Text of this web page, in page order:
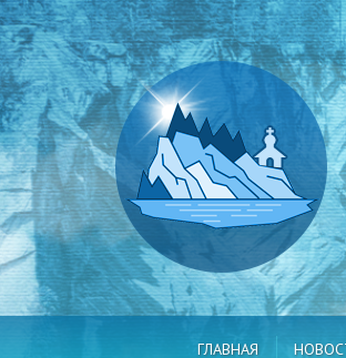
ГЛАВНАЯ